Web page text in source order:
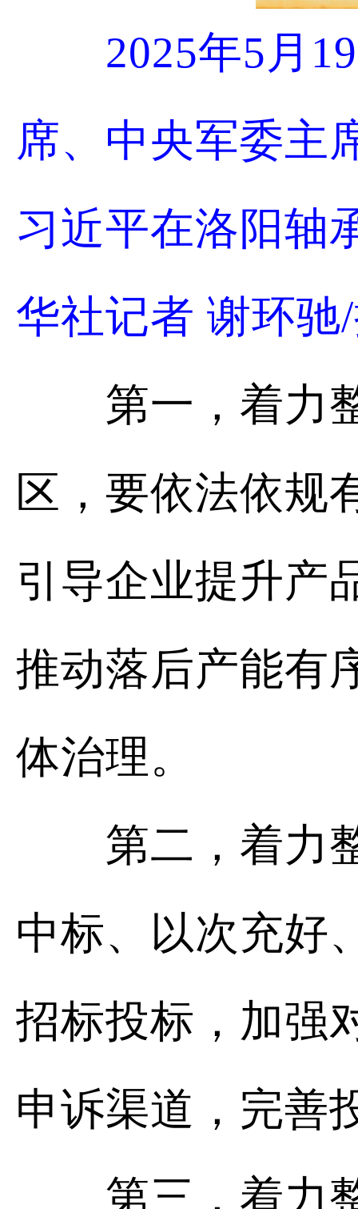
2025年5月
席、中央军委主
习近平在洛阳轴
华社记者 谢环驰
第一，着力整
区，要依法依规
引导企业提升产
推动落后产能有
体治理。
第二，着力整
中标、以次充好
招标投标，加强
申诉渠道，完善
第三，着力整